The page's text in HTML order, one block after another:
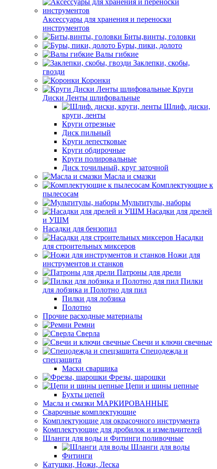
Аксессуары для хранения и переноски
инструментов
Биты,винты, головки
Буры, пики, долото
Валы гибкие
Заклепки, скобы,
гвозди
Коронки
Круги
Диски Ленты шлифовальные
Шлиф. диски,
круги, ленты
Круги отрезные
Диск пильный
Круги лепестковые
Круги обдирочные
Круги полировальные
Диск точильный, круг заточной
Масла и смазки
Комплектующие к
пылесосам
Мультитулы, наборы
Насадки для дрелей
и УШМ
Насадки для бензопил
Насадки
для строительных миксеров
Ножи для
инструментов и станков
Патроны для дрели
Пилки
для лобзика и Полотно для пил
Пилки для лобзика
Полотно
Прочие расходные материалы
Ремни
Сверла
Свечи и ключи свечные
Спецодежда и
спецзащита
Маски сварщика
Фрезы, шарошки
Цепи и шины цепные
Бухты цепей
Масла и смазки МАРКИРОВАННЫЕ
Сварочные комплектующие
Комплектующие для окрасочного инструмента
Комплектующие для дробилок и измельчителей
Шланги для воды и Фитинги поливочные
Шланги для воды
Фитинги
Катушки, Ножи, Леска